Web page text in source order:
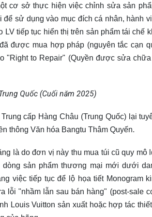
cơ sở thực hiện việc chỉnh sửa sản
sử dụng vào mục đích cá nhân, hành
tiếp tục hiển thị trên sản phẩm tái chế
được mua hợp pháp (nguyên tắc cạn
"Right to Repair" (Quyền được sửa
Quốc (Cuối năm 2025)
cấp Hàng Châu (Trung Quốc) lại
thông Văn hóa Bangtu Thâm Quyến.
là do đơn vị này thu mua túi cũ quy mô
sản phẩm thương mại mới dưới
việc tiếp tục để lộ họa tiết Monogram
lỗi "nhầm lẫn sau bán hàng" (post-sale
Louis Vuitton sản xuất hoặc hợp tác